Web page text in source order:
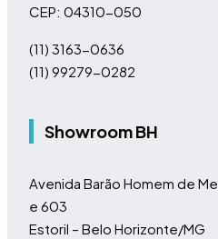
CEP: 04310-050
(11) 3163-0636
(11) 99279-0282
Showroom BH
Avenida Barão Homem de
e 603
Estoril – Belo Horizonte/MG